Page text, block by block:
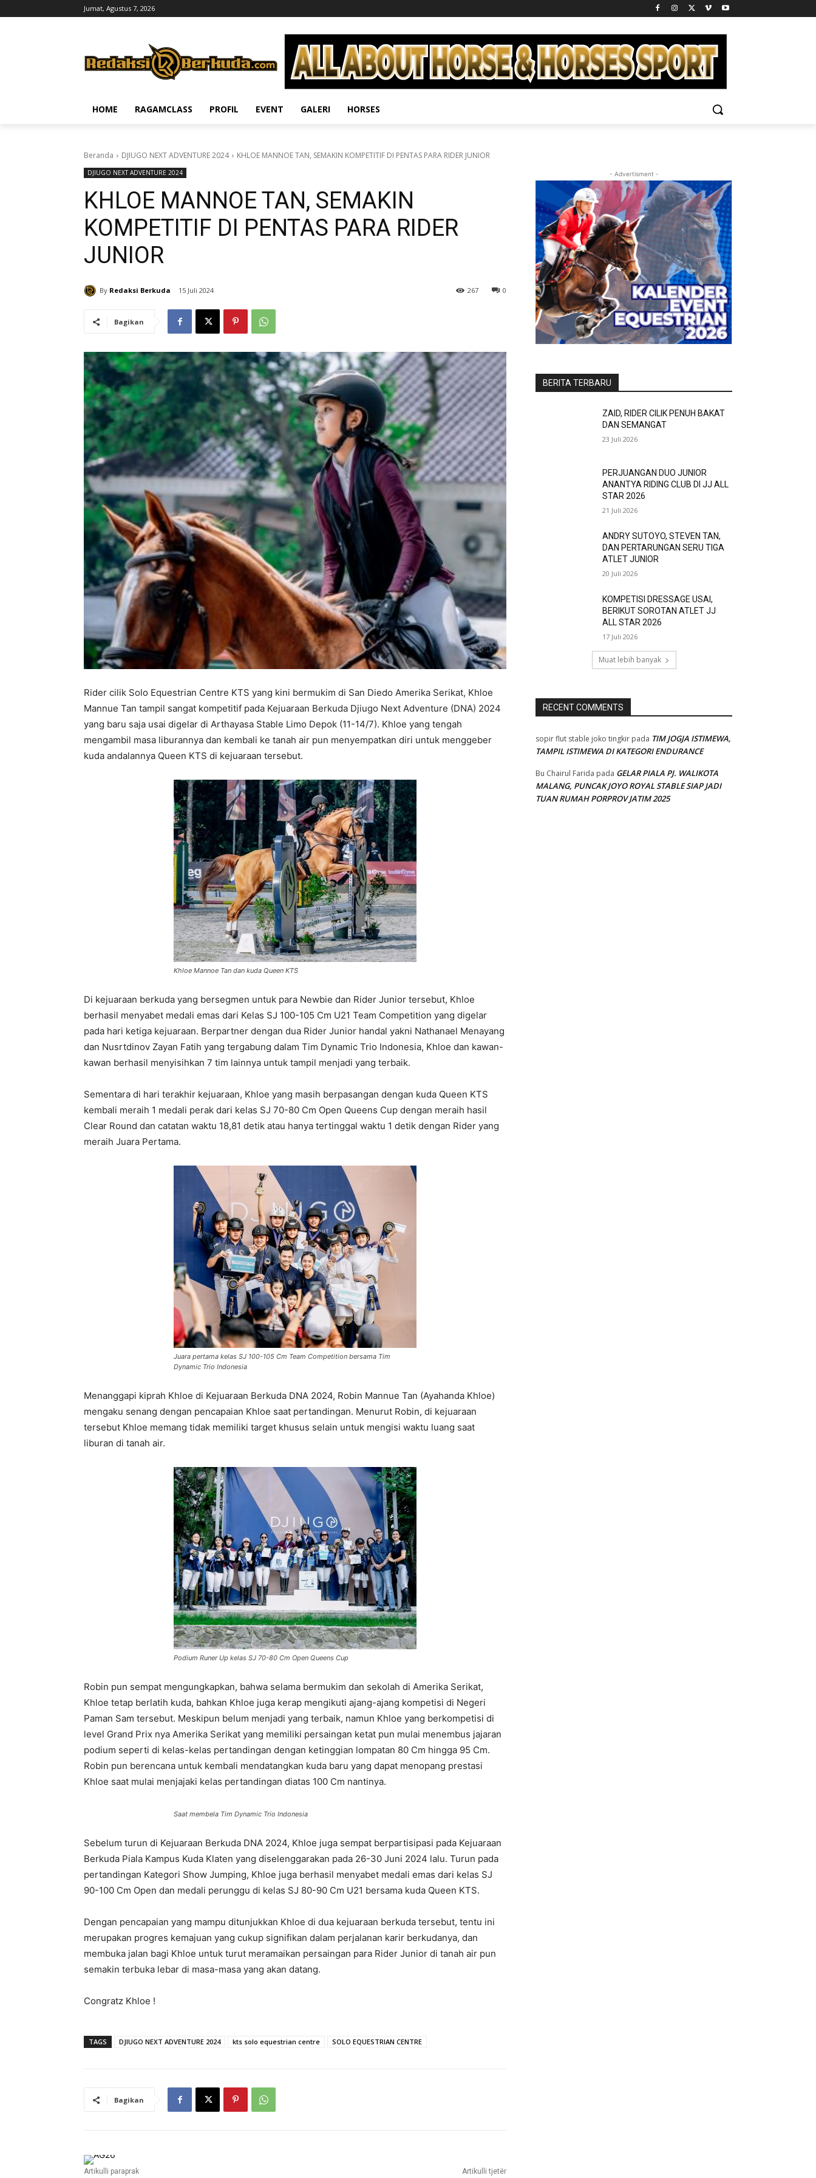
Jumat, Agustus 7, 2026
HOME RAGAMCLASS PROFIL EVENT GALERI HORSES
Beranda DJIUGO NEXT ADVENTURE 2024 KHLOE MANNOE TAN, SEMAKIN KOMPETITIF DI PENTAS PARA RIDER JUNIOR
DJIUGO NEXT ADVENTURE 2024
KHLOE MANNOE TAN, SEMAKIN
KOMPETITIF DI PENTAS PARA RIDER
JUNIOR
By Redaksi Berkuda 15 Juli 2024 0
267
Bagikan
Rider cilik Solo Equestrian Centre KTS yang kini bermukim di San Diedo Amerika Serikat, Khloe
Mannue Tan tampil sangat kompetitif pada Kejuaraan Berkuda Djiugo Next Adventure (DNA) 2024
yang baru saja usai digelar di Arthayasa Stable Limo Depok (11-14/7). Khloe yang tengah
mengambil masa liburannya dan kembali ke tanah air pun menyempatkan diri untuk menggeber
kuda andalannya Queen KTS di kejuaraan tersebut.
Khloe Mannoe Tan dan kuda Queen KTS
Di kejuaraan berkuda yang bersegmen untuk para Newbie dan Rider Junior tersebut, Khloe
berhasil menyabet medali emas dari Kelas SJ 100-105 Cm U21 Team Competition yang digelar
pada hari ketiga kejuaraan. Berpartner dengan dua Rider Junior handal yakni Nathanael Menayang
dan Nusrtdinov Zayan Fatih yang tergabung dalam Tim Dynamic Trio Indonesia, Khloe dan kawan-
kawan berhasil menyisihkan 7 tim lainnya untuk tampil menjadi yang terbaik.
Sementara di hari terakhir kejuaraan, Khloe yang masih berpasangan dengan kuda Queen KTS
kembali meraih 1 medali perak dari kelas SJ 70-80 Cm Open Queens Cup dengan meraih hasil
Clear Round dan catatan waktu 18,81 detik atau hanya tertinggal waktu 1 detik dengan Rider yang
meraih Juara Pertama.
Juara pertama kelas SJ 100-105 Cm Team Competition bersama Tim
Dynamic Trio Indonesia
Menanggapi kiprah Khloe di Kejuaraan Berkuda DNA 2024, Robin Mannue Tan (Ayahanda Khloe)
mengaku senang dengan pencapaian Khloe saat pertandingan. Menurut Robin, di kejuaraan
tersebut Khloe memang tidak memiliki target khusus selain untuk mengisi waktu luang saat
liburan di tanah air.
Podium Runer Up kelas SJ 70-80 Cm Open Queens Cup
Robin pun sempat mengungkapkan, bahwa selama bermukim dan sekolah di Amerika Serikat,
Khloe tetap berlatih kuda, bahkan Khloe juga kerap mengikuti ajang-ajang kompetisi di Negeri
Paman Sam tersebut. Meskipun belum menjadi yang terbaik, namun Khloe yang berkompetisi di
level Grand Prix nya Amerika Serikat yang memiliki persaingan ketat pun mulai menembus jajaran
podium seperti di kelas-kelas pertandingan dengan ketinggian lompatan 80 Cm hingga 95 Cm.
Robin pun berencana untuk kembali mendatangkan kuda baru yang dapat menopang prestasi
Khloe saat mulai menjajaki kelas pertandingan diatas 100 Cm nantinya.
Saat membela Tim Dynamic Trio Indonesia
Sebelum turun di Kejuaraan Berkuda DNA 2024, Khloe juga sempat berpartisipasi pada Kejuaraan
Berkuda Piala Kampus Kuda Klaten yang diselenggarakan pada 26-30 Juni 2024 lalu. Turun pada
pertandingan Kategori Show Jumping, Khloe juga berhasil menyabet medali emas dari kelas SJ
90-100 Cm Open dan medali perunggu di kelas SJ 80-90 Cm U21 bersama kuda Queen KTS.
Dengan pencapaian yang mampu ditunjukkan Khloe di dua kejuaraan berkuda tersebut, tentu ini
merupakan progres kemajuan yang cukup signifikan dalam perjalanan karir berkudanya, dan
membuka jalan bagi Khloe untuk turut meramaikan persaingan para Rider Junior di tanah air pun
semakin terbuka lebar di masa-masa yang akan datang.
Congratz Khloe !
TAGS DJIUGO NEXT ADVENTURE 2024 kts solo equestrian centre SOLO EQUESTRIAN CENTRE
Bagikan
Artikulli paraprak Artikulli tjetër
- Advertisment -
BERITA TERBARU
ZAID, RIDER CILIK PENUH BAKAT
DAN SEMANGAT
23 Juli 2026
PERJUANGAN DUO JUNIOR
ANANTYA RIDING CLUB DI JJ ALL
STAR 2026
21 Juli 2026
ANDRY SUTOYO, STEVEN TAN,
DAN PERTARUNGAN SERU TIGA
ATLET JUNIOR
20 Juli 2026
KOMPETISI DRESSAGE USAI,
BERIKUT SOROTAN ATLET JJ
ALL STAR 2026
17 Juli 2026
Muat lebih banyak
RECENT COMMENTS
sopir flut stable joko tingkir pada TIM JOGJA ISTIMEWA,
TAMPIL ISTIMEWA DI KATEGORI ENDURANCE
Bu Chairul Farida pada GELAR PIALA PJ. WALIKOTA
MALANG, PUNCAK JOYO ROYAL STABLE SIAP JADI
TUAN RUMAH PORPROV JATIM 2025